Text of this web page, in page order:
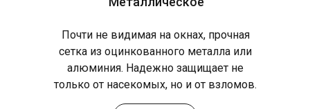
Почти не видимая на окнах, прочная
сетка из оцинкованного металла или
алюминия. Надежно защищает не
только от насекомых, но и от взломов.